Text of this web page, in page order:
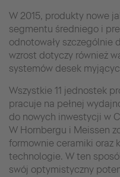
W 2015, produkty nowe
segmentu średniego i
odnotowały szczególnie
wzrost dotyczy również
systemów desek
Wszystkie 11 jednostek
pracuje na pełnej
do nowych inwestycji w
W Hornbergu i Meissen
formownie ceramiki oraz
technologie. W ten
swój optymistyczny